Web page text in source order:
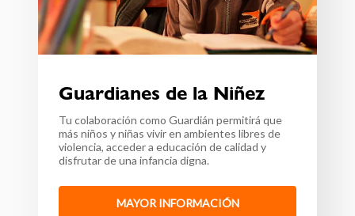
Guardianes de la Niñez
Tu colaboración como Guardián permitirá que
más niños y niñas vivir en ambientes libres de
violencia, acceder a educación de calidad y
disfrutar de una infancia digna.
MAYOR INFORMACIÓN